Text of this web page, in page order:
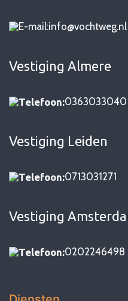
info@vochtweg.nl
Vestiging Almere
Telefoon:0363033040
Vestiging Leiden
Telefoon:0713031271
Vestiging
Telefoon:0202246498